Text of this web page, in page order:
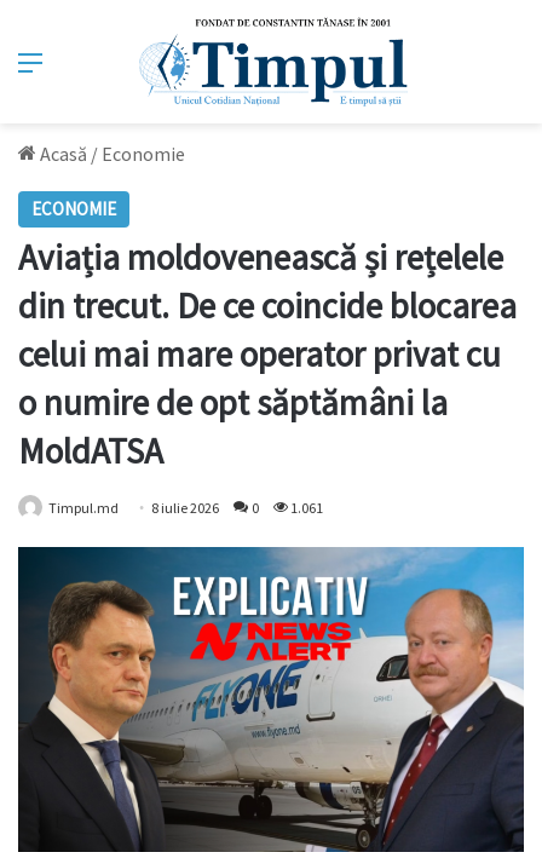
Meniu
Acasă / Economie
ECONOMIE
Aviația moldovenească și rețelele
din trecut. De ce coincide blocarea
celui mai mare operator privat cu
o numire de opt săptămâni la
MoldATSA
Timpul.md 8 iulie 2026 0 1.061